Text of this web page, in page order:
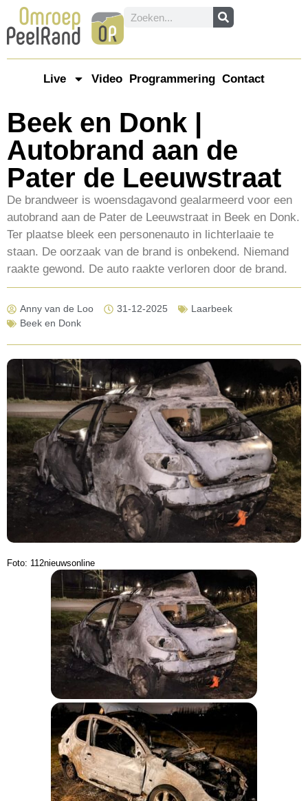
Live Video Programmering Contact
Beek en Donk |
Autobrand aan de
Pater de Leeuwstraat
De brandweer is woensdagavond gealarmeerd voor een
autobrand aan de Pater de Leeuwstraat in Beek en Donk.
Ter plaatse bleek een personenauto in lichterlaaie te
staan. De oorzaak van de brand is onbekend. Niemand
raakte gewond. De auto raakte verloren door de brand.
Anny van de Loo 31-12-2025
Laarbeek
Beek en Donk
Foto: 112nieuwsonline